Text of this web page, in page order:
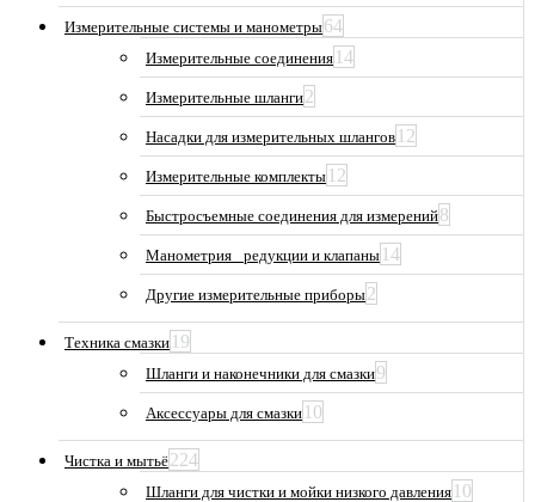
Измерительные системы и манометры64
Измерительные соединения 14
Измерительные шланги2
Насадки для измерительных шлангов 12
Измерительные комплекты 12
Быстросъемные соединения для измерений8
Манометрия_ редукции и клапаны 14
Другие измерительные приборы2
Техника смазки 19
Шланги и наконечники для смазки9
Аксессуары для смазки 10
Чистка и мытьё224
Шланги для чистки и мойки низкого давления 10